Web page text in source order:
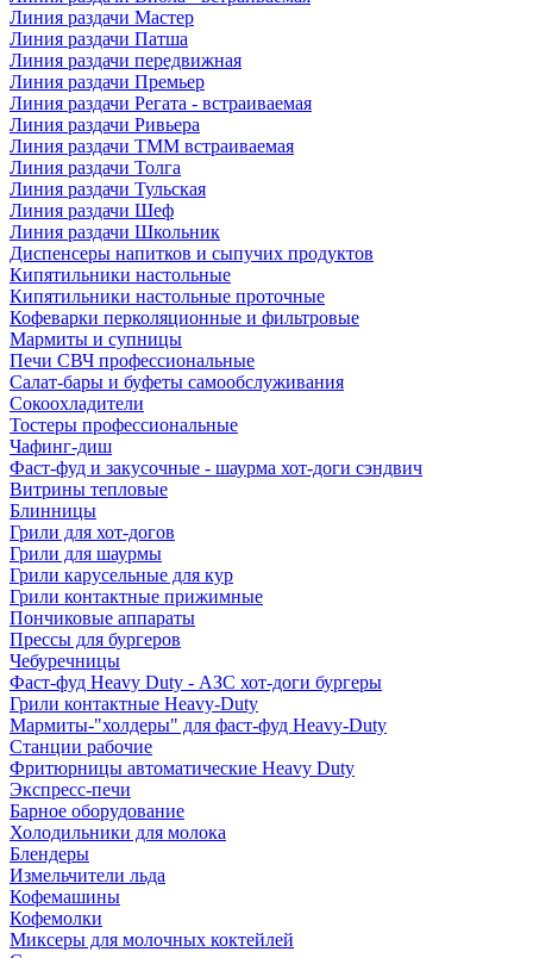
Линия раздачи Мастер
Линия раздачи Патша
Линия раздачи передвижная
Линия раздачи Премьер
Линия раздачи Регата - встраиваемая
Линия раздачи Ривьера
Линия раздачи ТММ встраиваемая
Линия раздачи Толга
Линия раздачи Тульская
Линия раздачи Шеф
Линия раздачи Школьник
Диспенсеры напитков и сыпучих продуктов
Кипятильники настольные
Кипятильники настольные проточные
Кофеварки перколяционные и фильтровые
Мармиты и супницы
Печи СВЧ профессиональные
Салат-бары и буфеты самообслуживания
Сокоохладители
Тостеры профессиональные
Чафинг-диш
Фаст-фуд и закусочные - шаурма хот-доги сэндвич
Витрины тепловые
Блинницы
Грили для хот-догов
Грили для шаурмы
Грили карусельные для кур
Грили контактные прижимные
Пончиковые аппараты
Прессы для бургеров
Чебуречницы
Фаст-фуд Heavy Duty - АЗС хот-доги бургеры
Грили контактные Heavy-Duty
Мармиты-"холдеры" для фаст-фуд Heavy-Duty
Станции рабочие
Фритюрницы автоматические Heavy Duty
Экспресс-печи
Барное оборудование
Холодильники для молока
Блендеры
Измельчители льда
Кофемашины
Кофемолки
Миксеры для молочных коктейлей